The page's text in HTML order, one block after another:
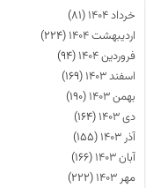
خرداد ۱۴۰۴
(۸۱)
اردیبهشت ۱۴۰۴
(۲۲۴)
فروردین ۱۴۰۴
(۹۴)
اسفند ۱۴۰۳
(۱۶۹)
بهمن ۱۴۰۳
(۱۹۰)
دی ۱۴۰۳
(۱۶۴)
آذر ۱۴۰۳
(۱۵۵)
آبان ۱۴۰۳
(۱۶۶)
مهر ۱۴۰۳
(۲۲۲)